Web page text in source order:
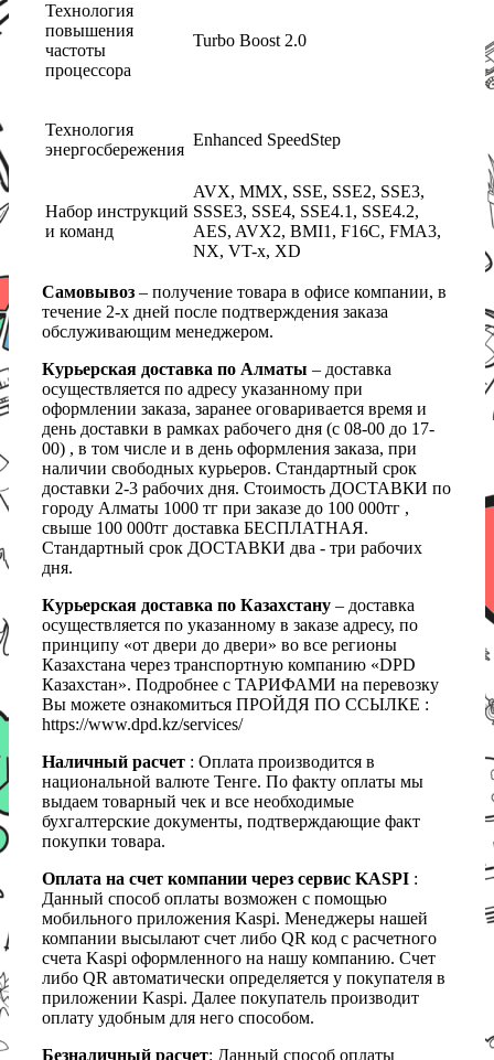
Технология
повышения
частоты
процессора
Turbo Boost 2.0
Технология
энергосбережения
Enhanced SpeedStep
Набор инструкций
и команд
AVX, MMX, SSE, SSE2, SSE3,
SSSE3, SSE4, SSE4.1, SSE4.2,
AES, AVX2, BMI1, F16C, FMA3,
NX, VT-x, XD
Самовывоз – получение товара в офисе компании, в
течение 2-х дней после подтверждения заказа
обслуживающим менеджером.
Курьерская доставка по Алматы – доставка
осуществляется по адресу указанному при
оформлении заказа, заранее оговаривается время и
день доставки в рамках рабочего дня (с 08-00 до 17-
00) , в том числе и в день оформления заказа, при
наличии свободных курьеров. Стандартный срок
доставки 2-3 рабочих дня. Стоимость ДОСТАВКИ по
городу Алматы 1000 тг при заказе до 100 000тг ,
свыше 100 000тг доставка БЕСПЛАТНАЯ.
Стандартный срок ДОСТАВКИ два - три рабочих
дня.
Курьерская доставка по Казахстану – доставка
осуществляется по указанному в заказе адресу, по
принципу «от двери до двери» во все регионы
Казахстана через транспортную компанию «DPD
Казахстан». Подробнее с ТАРИФАМИ на перевозку
Вы можете ознакомиться ПРОЙДЯ ПО ССЫЛКЕ :
https://www.dpd.kz/services/
Наличный расчет : Оплата производится в
национальной валюте Тенге. По факту оплаты мы
выдаем товарный чек и все необходимые
бухгалтерские документы, подтверждающие факт
покупки товара.
Оплата на счет компании через сервис KASPI :
Данный способ оплаты возможен с помощью
мобильного приложения Kaspi. Менеджеры нашей
компании высылают счет либо QR код с расчетного
счета Kaspi оформленного на нашу компанию. Счет
либо QR автоматически определяется у покупателя в
приложении Kaspi. Далее покупатель производит
оплату удобным для него способом.
Безналичный расчет: Данный способ оплаты